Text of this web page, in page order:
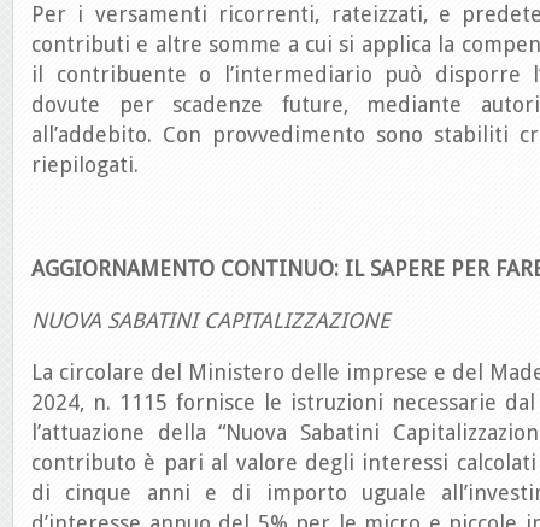
Per i versamenti ricorrenti, rateizzati, e
contributi e altre somme a cui si applica la
il contribuente o l’intermediario può disporre
dovute per scadenze future, mediante
all’addebito. Con provvedimento sono stabiliti
riepilogati.
AGGIORNAMENTO CONTINUO: IL SAPERE PER
NUOVA SABATINI CAPITALIZZAZIONE
La circolare del Ministero delle imprese e del
2024, n. 1115 fornisce le istruzioni necessarie
l’attuazione della “Nuova Sabatini
contributo è pari al valore degli interessi
di cinque anni e di importo uguale